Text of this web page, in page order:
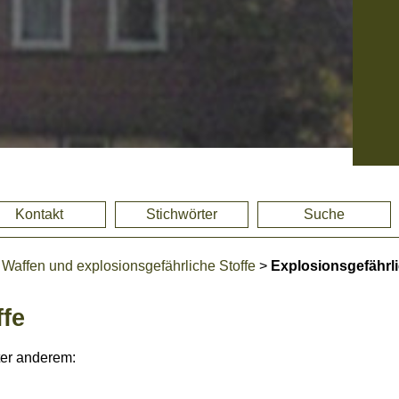
Kontakt Stichwörter Suche
Waffen und explosionsgefährliche Stoffe >
anderem: